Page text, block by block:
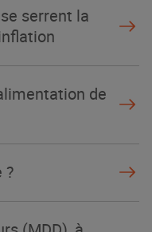
serrent la
de
?